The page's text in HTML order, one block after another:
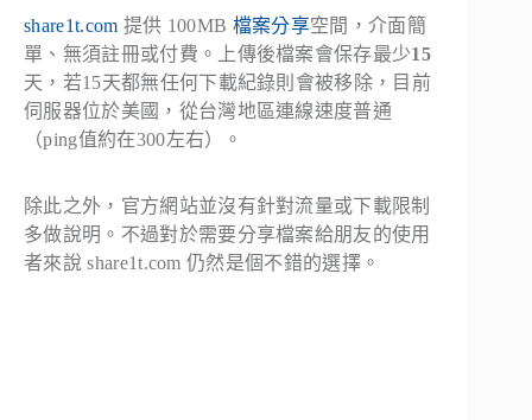
share1t.com 提供 100MB 檔案分享空間，介面簡
單、無須註冊或付費。上傳後檔案會保存最少15
天，若15天都無任何下載紀錄則會被移除，目前
伺服器位於美國，從台灣地區連線速度普通
（ping值約在300左右）。
除此之外，官方網站並沒有針對流量或下載限制
多做說明。不過對於需要分享檔案給朋友的使用
者來說 share1t.com 仍然是個不錯的選擇。